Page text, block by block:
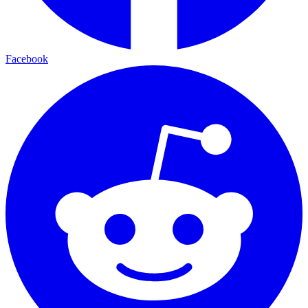
Facebook